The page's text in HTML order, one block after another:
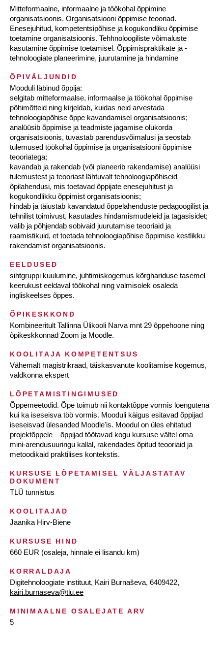
Mitteformaalne, informaalne ja töökohal õppimine
organisatsioonis. Organisatsiooni õppimise teooriad.
Enesejuhitud, kompetentsipõhise ja kogukondliku õppimise
toetamine organisatsioonis. Tehhnoloogiliste võimaluste
kasutamine õppimise toetamisel. Õppimispraktikate ja -
tehnoloogiate planeerimine, juurutamine ja hindamine
ÕPIVÄLJUNDID
Mooduli läbinud õppija:
selgitab mitteformaalse, informaalse ja töökohal õppimise
põhimõtteid ning kirjeldab, kuidas neid arvestada
tehnoloogiapõhise õppe kavandamisel organisatsioonis;
analüüsib õppimise ja teadmiste jagamise olukorda
organisatsioonis, tuvastab parendusvõimalusi ja seostab
tulemused töökohal õppimise ja organisatsiooni õppimise
teooriatega;
kavandab ja rakendab (või planeerib rakendamise) analüüsi
tulemustest ja teooriast lähtuvalt tehnoloogiapõhiseid
õpilahendusi, mis toetavad õppijate enesejuhitust ja
kogukondlikku õppimist organisatsioonis;
hindab ja täiustab kavandatud õppelahenduste pedagoogilist ja
tehnilist toimivust, kasutades hindamismudeleid ja tagasisidet;
valib ja põhjendab sobivaid juurutamise teooriaid ja
raamistikuid, et toetada tehnoloogiapõhise õppimise kestlikku
rakendamist organisatsioonis.
EELDUSED
sihtgruppi kuulumine, juhtimiskogemus kõrghariduse tasemel
keerukust eeldaval töökohal ning valmisolek osaleda
ingliskeelses õppes.
ÕPIKESKKOND
Kombineeritult Tallinna Ülikooli Narva mnt 29 õppehoone ning
õpikeskkonnad Zoom ja Moodle.
KOOLITAJA KOMPETENTSUS
Vähemalt magistrikraad, täiskasvanute koolitamise kogemus,
valdkonna ekspert
LÕPETAMISTINGIMUSED
Õppemeetodid. Õpe toimub nii kontaktõppe vormis loengutena
kui ka iseseisva töö vormis. Mooduli käigus esitavad õppijad
iseseisvad ülesanded Moodle'is. Moodul on üles ehitatud
projektõppele – õppijad töötavad kogu kursuse vältel oma
mini-arendusuuringu kallal, rakendades õpitud teooriaid ja
metoodikaid praktilises kontekstis.
KURSUSE LÕPETAMISEL VÄLJASTATAV
DOKUMENT
TLÜ tunnistus
KOOLITAJAD
Jaanika Hirv-Biene
KURSUSE HIND
660 EUR (osaleja, hinnale ei lisandu km)
KORRALDAJA
Digitehnoloogiate instituut, Kairi Burnaševa, 6409422,
kairi.burnaseva@tlu.ee
MINIMAALNE OSALEJATE ARV
5